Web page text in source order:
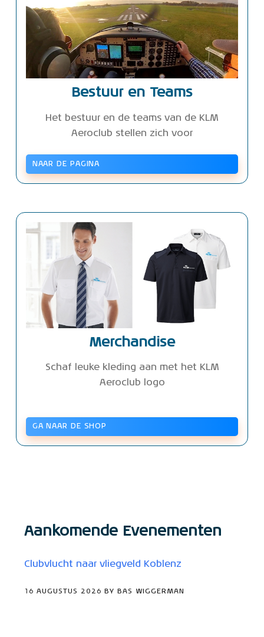
Bestuur en Teams
Het bestuur en de teams van de KLM
Aeroclub stellen zich voor
NAAR DE PAGINA
Merchandise
Schaf leuke kleding aan met het KLM
Aeroclub logo
GA NAAR DE SHOP
Aankomende Evenementen
Clubvlucht naar vliegveld Koblenz
16 AUGUSTUS 2026 BY BAS WIGGERMAN